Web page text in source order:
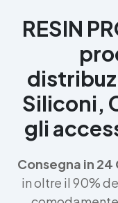
RESIN
Siliconi,
gli
Consegna in 24
in oltre il 90%